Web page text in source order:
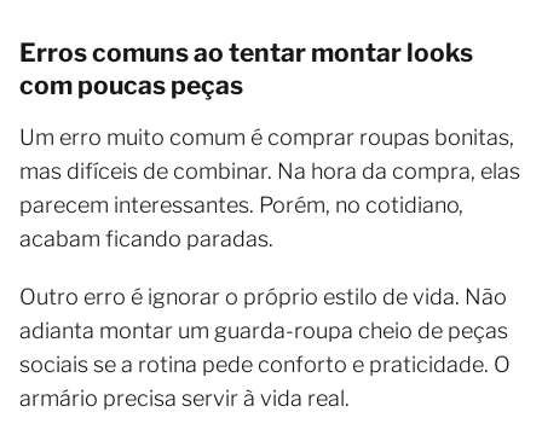
Erros comuns ao tentar montar looks
com poucas peças
Um erro muito comum é comprar roupas bonitas,
mas difíceis de combinar. Na hora da compra, elas
parecem interessantes. Porém, no cotidiano,
acabam ficando paradas.
Outro erro é ignorar o próprio estilo de vida. Não
adianta montar um guarda-roupa cheio de peças
sociais se a rotina pede conforto e praticidade. O
armário precisa servir à vida real.